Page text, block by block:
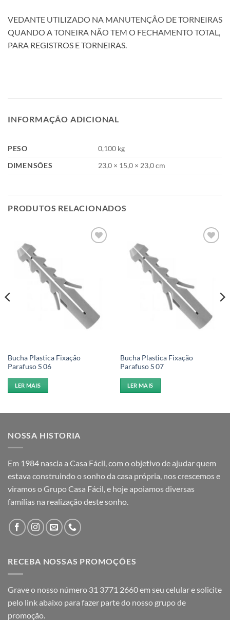
VEDANTE UTILIZADO NA MANUTENÇÃO DE TORNEIRAS
QUANDO A TONEIRA NÃO TEM O FECHAMENTO TOTAL,
PARA REGISTROS E TORNEIRAS.
INFORMAÇÃO ADICIONAL
PESO
0,100 kg
DIMENSÕES
23,0 × 15,0 × 23,0 cm
PRODUTOS RELACIONADOS
Bucha Plastica Fixação
Parafuso S 06
LER MAIS
Bucha Plastica Fixação
Parafuso S 07
LER MAIS
NOSSA HISTORIA
Em 1984 nascia a Casa Fácil, com o objetivo de ajudar quem
estava construindo o sonho da casa própria, nos crescemos e
viramos o Grupo Casa Fácil, e hoje apoiamos diversas
famílias na realização deste sonho.
RECEBA NOSSAS PROMOÇÕES
Grave o nosso número 31 3771 2660 em seu celular e solicite
pelo link abaixo para fazer parte do nosso grupo de
promoção.